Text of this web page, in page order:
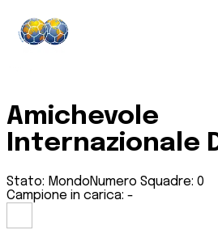
Amichevole
Internazionale
Stato: MondoNumero Squadre: 0
Campione in carica: -